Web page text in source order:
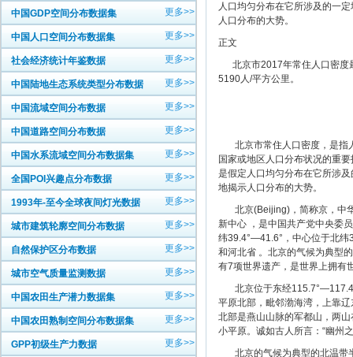
中国GDP空间分布数据集 更多>>
中国人口空间分布数据集 更多>>
社会经济统计年鉴数据 更多>>
中国陆地生态系统类型分布数据 更多>>
中国流域空间分布数据 更多>>
中国道路空间分布数据 更多>>
中国水系流域空间分布数据集 更多>>
全国POI兴趣点分布数据 更多>>
1993年-至今全球夜间灯光数据 更多>>
城市建筑轮廓空间分布数据 更多>>
自然保护区分布数据 更多>>
城市空气质量监测数据 更多>>
中国农田生产潜力数据集 更多>>
中国农田熟制空间分布数据集 更多>>
GPP初级生产力数据 更多>>
人口均匀分布在它所涉及的一
人口分布的大势。
正文
北京市2017年常住人口密度
5190人/平方公里。
北京市常住人口密度，是指
国家或地区人口分布状况的重
是假定人口均匀分布在它所涉
地揭示人口分布的大势。
北京(Beijing)，简称京，中华
新中心 ，是中国共产党中央委
纬39.4°—41.6°，中心位于北纬
和河北省 。北京的气候为典型
有7项世界遗产，是世界上拥有
北京位于东经115.7°—117.4°
平原北部，毗邻渤海湾，上靠
北部是燕山山脉的军都山，两
小平原。诚如古人所言：“幽州
北京的气候为典型的北温带